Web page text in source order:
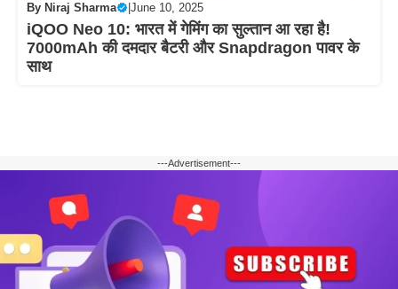
By Niraj Sharma June 10, 2025
iQOO Neo 10: भारत में गेमिंग का सुल्तान आ रहा है!
7000mAh की दमदार बैटरी और Snapdragon पावर के
साथ
---Advertisement---